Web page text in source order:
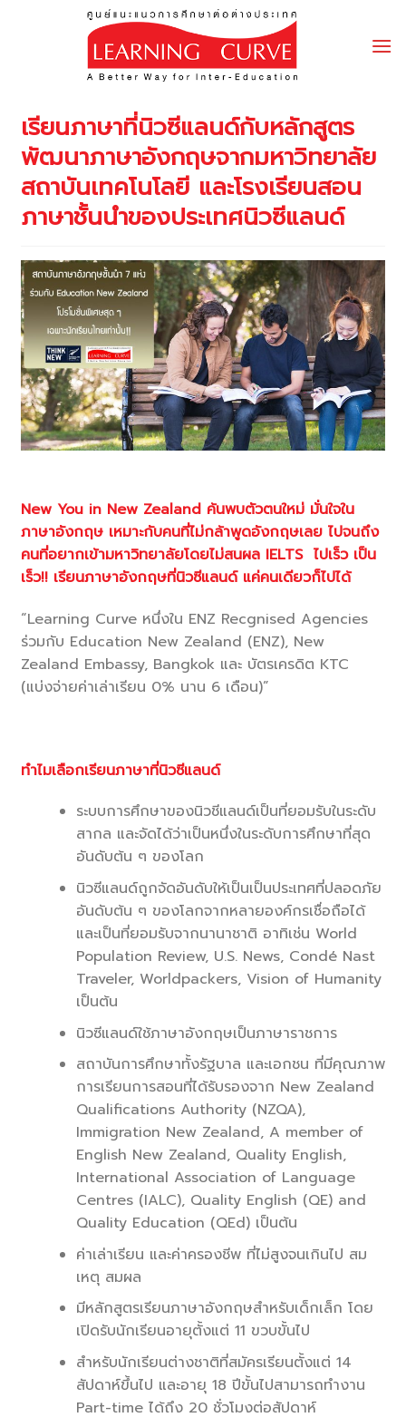
เรียนภาษาที่นิวซีแลนด์กับหลักสูตร
พัฒนาภาษาอังกฤษจากมหาวิทยาลัย
สถาบันเทคโนโลยี และโรงเรียนสอน
ภาษาชั้นนำของประเทศนิวซีแลนด์
New You in New Zealand ค้นพบตัวตนใหม่ มั่นใจใน
ภาษาอังกฤษ เหมาะกับคนที่ไม่กล้าพูดอังกฤษเลย ไปจนถึง
คนที่อยากเข้ามหาวิทยาลัยโดยไม่สนผล IELTS ไปเร็ว เป็น
เร็ว!! เรียนภาษาอังกฤษที่นิวซีแลนด์ แค่คนเดียวก็ไปได้
“Learning Curve หนึ่งใน ENZ Recgnised Agencies
ร่วมกับ Education New Zealand (ENZ), New
Zealand Embassy, Bangkok และ บัตรเครดิต KTC
(แบ่งจ่ายค่าเล่าเรียน 0% นาน 6 เดือน)”
ทำไมเลือกเรียนภาษาที่นิวซีแลนด์
ระบบการศึกษาของนิวชีแลนด์เป็นที่ยอมรับในระดับ
สากล และจัดได้ว่าเป็นหนึ่งในระดับการศึกษาที่สุด
อันดับต้น ๆ ของโลก
นิวซีแลนด์ถูกจัดอันดับให้เป็นเป็นประเทศที่ปลอดภัย
อันดับต้น ๆ ของโลกจากหลายองค์กรเชื่อถือได้
และเป็นที่ยอมรับจากนานาชาติ อาทิเช่น World
Population Review, U.S. News, Condé Nast
Traveler, Worldpackers, Vision of Humanity
เป็นต้น
นิวซีแลนด์ใช้ภาษาอังกฤษเป็นภาษาราชการ
สถาบันการศึกษาทั้งรัฐบาล และเอกชน ที่มีคุณภาพ
การเรียนการสอนที่ได้รับรองจาก New Zealand
Qualifications Authority (NZQA),
Immigration New Zealand, A member of
English New Zealand, Quality English,
International Association of Language
Centres (IALC), Quality English (QE) and
Quality Education (QEd) เป็นต้น
ค่าเล่าเรียน และค่าครองชีพ ที่ไม่สูงจนเกินไป สม
เหตุ สมผล
มีหลักสูตรเรียนภาษาอังกฤษสำหรับเด็กเล็ก โดย
เปิดรับนักเรียนอายุตั้งแต่ 11 ขวบขั้นไป
สำหรับนักเรียนต่างชาติที่สมัครเรียนตั้งแต่ 14
สัปดาห์ขึ้นไป และอายุ 18 ปีขั้นไปสามารถทำงาน
Part-time ได้ถึง 20 ชั่วโมงต่อสัปดาห์